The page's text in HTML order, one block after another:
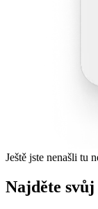
Ještě jste nenašli tu
Najděte